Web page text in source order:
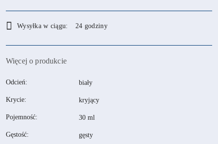
i
dostawa
Wysyłka w ciągu: 24 godziny
Więcej o produkcie
Odcień: biały
Krycie: kryjący
Pojemność: 30 ml
Gęstość: gęsty